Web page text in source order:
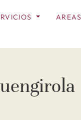
AREAS